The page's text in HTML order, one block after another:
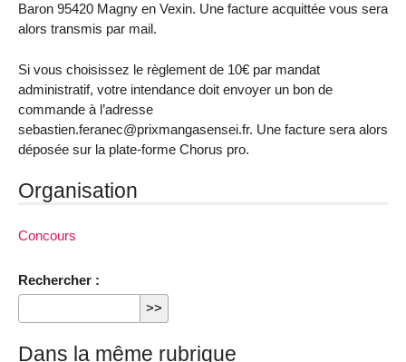
Baron 95420 Magny en Vexin. Une facture acquittée vous sera
alors transmis par mail.
Si vous choisissez le règlement de 10€ par mandat
administratif, votre intendance doit envoyer un bon de
commande à l’adresse
sebastien.feranec@prixmangasensei.fr. Une facture sera alors
déposée sur la plate-forme Chorus pro.
Organisation
Concours
Rechercher :
Dans la même rubrique